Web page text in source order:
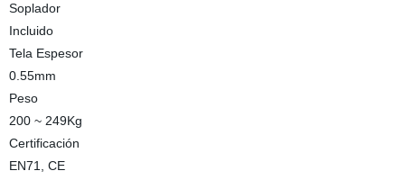
Soplador
Incluido
Tela Espesor
0.55mm
Peso
200 ~ 249Kg
Certificación
EN71, CE